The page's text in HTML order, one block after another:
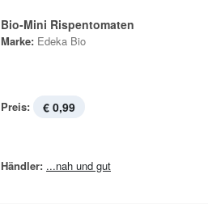
Bio-Mini Rispentomaten
Marke: Edeka Bio
Preis: € 0,99
Händler: ...nah und gut